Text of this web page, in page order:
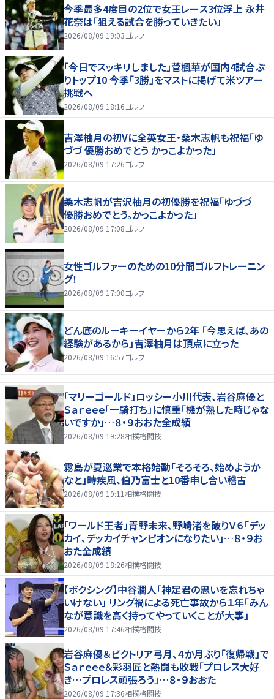
今季最多4度目の2位で女王レース3位浮上 永井
花奈は「狙える試合を勝っていきたい」
2026/08/09 19:03ゴルフ
「今日でスッキリしました」菅楓華が国内4試合ぶ
りトップ10 今季「3勝」をマストに掲げて米ツアー
挑戦へ
2026/08/09 18:16ゴルフ
吉澤柚月の初Vに全英女王・桑木志帆も祝福「ゆ
づづ 優勝おめでとう かっこよかった」
2026/08/09 17:26ゴルフ
桑木志帆が吉沢柚月の初優勝を祝福「ゆづづ
優勝おめでとう。かっこよかった」
2026/08/09 17:08ゴルフ
女性ゴルファーのための10分間ゴルフトレーニン
グ！
2026/08/09 17:00ゴルフ
どん底のルーキーイヤーから2年 「今思えば、あの
経験があるから」吉澤柚月は頂点に立った
2026/08/09 16:57ゴルフ
「マリーゴールド」ロッシー小川代表、岩谷麻優と
Ｓａｒｅｅｅ「一騎打ち」に慎重「機が熟した時じゃな
いですか」…８・９おおた全成績
2026/08/09 19:28相撲格闘技
霧島が夏巡業で本格始動「そろそろ、始めようか
なと」時疾風、伯乃富士と10番申し合い稽古
2026/08/09 19:11 相撲格闘技
「ワールド王者」青野未来、野崎渚を破りＶ６「デッ
カイ、デッカイチャンピオンになりたい」…８・９お
おた全成績
2026/08/09 18:26相撲格闘技
【ボクシング】中谷潤人「神足君の思いを忘れちゃ
いけない」 リング禍による死亡事故から１年「みん
なが意識を高く持ってやっていくことが大事」
2026/08/09 17:46相撲格闘技
岩谷麻優＆ビクトリア弓月、４か月ぶり「復帰戦」で
Ｓａｒｅｅｅ＆彩羽匠と熱闘も敗戦「プロレス大好
き…プロレス頑張ろう」…８・９おおた
2026/08/09 17:36相撲格闘技